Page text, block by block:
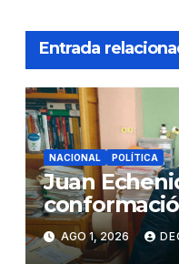
Entrada
NACIONAL POLÍTICA
Juan
gabinete
Fujimori
AGO 1, 2026